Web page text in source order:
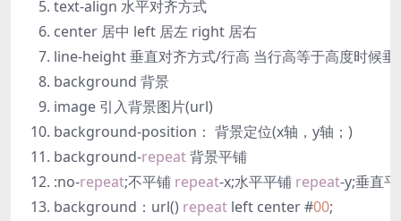
text-align 水平对齐方式
center 居中 left 居左 right 居右
line-height 垂直对齐方式/行高 当行高等于高度时候垂
background 背景
image 引入背景图片(url)
background-position： 背景定位(x轴，y轴；)
background-repeat背景平铺
:no-repeat;不平铺 repeat-x;水平平铺 repeat-y;垂直
background：url() repeat left center #00;